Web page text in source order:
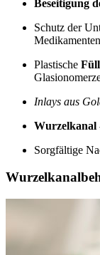
Beseitigung
Schutz der
Plastische
Inlays aus
Wurzelkanal
Sorgfältige